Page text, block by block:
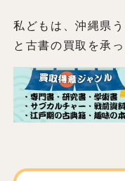
私どもは、沖縄県
と古書の買取を承